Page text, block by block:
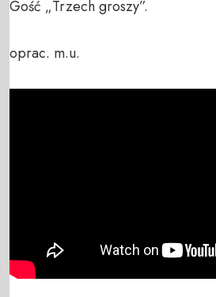
Gość „Trzech groszy”.
oprac. m.u.